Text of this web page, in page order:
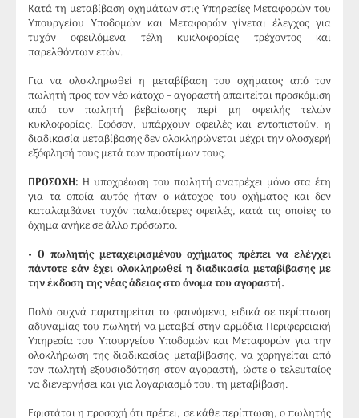
Κατά τη μεταβίβαση οχημάτων στις Υπηρεσίες Μεταφορών του
Υπουργείου Υποδομών και Μεταφορών γίνεται έλεγχος για
τυχόν οφειλόμενα τέλη κυκλοφορίας τρέχοντος και
παρελθόντων ετών.
Για να ολοκληρωθεί η μεταβίβαση του οχήματος από τον
πωλητή προς τον νέο κάτοχο – αγοραστή απαιτείται προσκόμιση
από τον πωλητή βεβαίωσης περί μη οφειλής τελών
κυκλοφορίας. Εφόσον, υπάρχουν οφειλές και εντοπιστούν, η
διαδικασία μεταβίβασης δεν ολοκληρώνεται μέχρι την ολοσχερή
εξόφλησή τους μετά των προστίμων τους.
ΠΡΟΣΟΧΗ: Η υποχρέωση του πωλητή ανατρέχει μόνο στα έτη
για τα οποία αυτός ήταν ο κάτοχος του οχήματος και δεν
καταλαμβάνει τυχόν παλαιότερες οφειλές, κατά τις οποίες το
όχημα ανήκε σε άλλο πρόσωπο.
• Ο πωλητής μεταχειρισμένου οχήματος πρέπει να ελέγχει
πάντοτε εάν έχει ολοκληρωθεί η διαδικασία μεταβίβασης με
την έκδοση της νέας άδειας στο όνομα του αγοραστή.
Πολύ συχνά παρατηρείται το φαινόμενο, ειδικά σε περίπτωση
αδυναμίας του πωλητή να μεταβεί στην αρμόδια Περιφερειακή
Υπηρεσία του Υπουργείου Υποδομών και Μεταφορών για την
ολοκλήρωση της διαδικασίας μεταβίβασης, να χορηγείται από
τον πωλητή εξουσιοδότηση στον αγοραστή, ώστε ο τελευταίος
να διενεργήσει και για λογαριασμό του, τη μεταβίβαση.
Εφιστάται η προσοχή ότι πρέπει, σε κάθε περίπτωση, ο πωλητής